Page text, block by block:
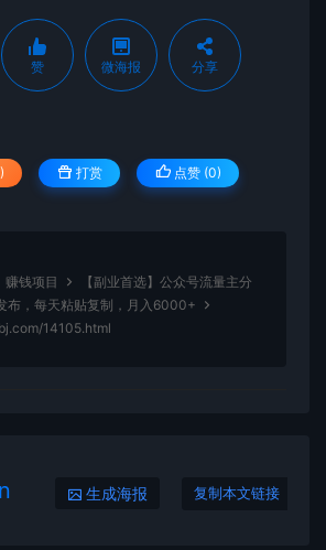
赞 微海报 分享
打赏 点赞 (0)
赚钱项目
【副业首选】公众号流量主分
布，每天粘贴复制，月入6000+
14105.html
生成海报 复制本文链接